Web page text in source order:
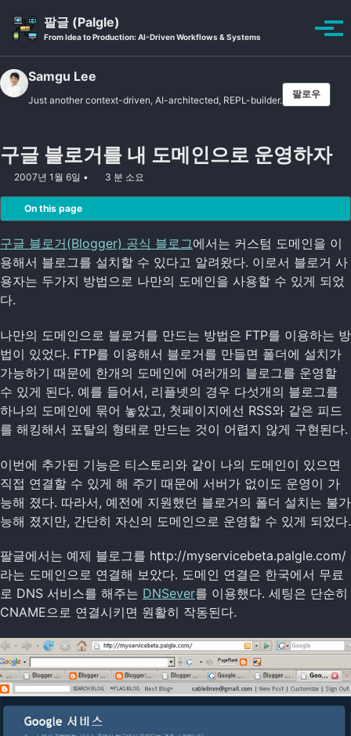
팔글 (Palgle)
From Idea to Production: AI-Driven Workflows & Systems
Toggle
토
Samgu Lee
Just another context-driven, AI-architected, REPL-builder.
팔로우
구글 블로거를 내 도메인으로 운영하자
2007년 1월 6일 3 분 소요
On this page
구글 블로거(Blogger) 공식 블로그에서는 커스텀 도메인을 이
용해서 블로그를 설치할 수 있다고 알려왔다. 이로서 블로거 사
용자는 두가지 방법으로 나만의 도메인을 사용할 수 있게 되었
다.
나만의 도메인으로 블로거를 만드는 방법은 FTP를 이용하는 방
법이 있었다. FTP를 이용해서 블로거를 만들면 폴더에 설치가
가능하기 때문에 한개의 도메인에 여러개의 블로그를 운영할
수 있게 된다. 예를 들어서, 리플넷의 경우 다섯개의 블로그를
하나의 도메인에 묶어 놓았고, 첫페이지에선 RSS와 같은 피드
를 해킹해서 포탈의 형태로 만드는 것이 어렵지 않게 구현된다.
이번에 추가된 기능은 티스토리와 같이 나의 도메인이 있으면
직접 연결할 수 있게 해 주기 때문에 서버가 없이도 운영이 가
능해 졌다. 따라서, 예전에 지원했던 블로거의 폴더 설치는 불가
능해 졌지만, 간단히 자신의 도메인으로 운영할 수 있게 되었다.
팔글에서는 예제 블로그를 http://myservicebeta.palgle.com/
라는 도메인으로 연결해 보았다. 도메인 연결은 한국에서 무료
로 DNS 서비스를 해주는 DNSever를 이용했다. 세팅은 단순히
CNAME으로 연결시키면 원활히 작동된다.